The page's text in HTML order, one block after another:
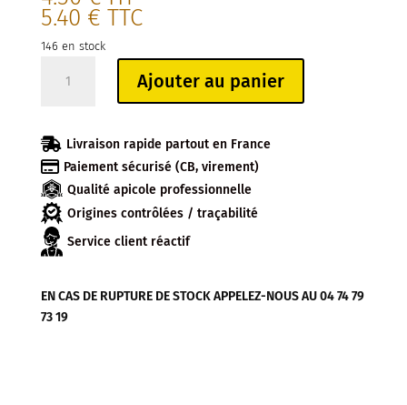
5.40 € TTC
146 en stock
POUR
PILULIER
10G
(sachet
de
10)
Ajouter au panier
 Livraison rapide partout en France
 Paiement sécurisé (CB, virement)
Qualité apicole professionnelle
Origines contrôlées / traçabilité
Service client réactif
EN CAS DE RUPTURE DE STOCK APPELEZ-NOUS AU 04 74 79
73 19